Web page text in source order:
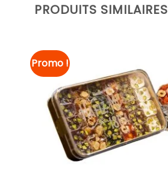
PRODUITS SIMILAIRES
Promo !